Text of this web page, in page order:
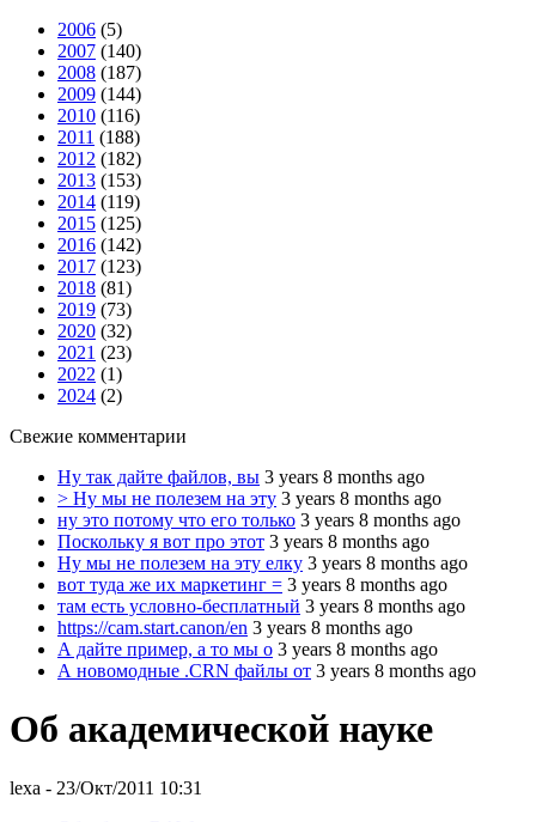
2006 (5)
2007 (140)
2008 (187)
2009 (144)
2010 (116)
2011 (188)
2012 (182)
2013 (153)
2014 (119)
2015 (125)
2016 (142)
2017 (123)
2018 (81)
2019 (73)
2020 (32)
2021 (23)
2022 (1)
2024 (2)
Свежие комментарии
Ну так дайте файлов, вы 3 years 8 months ago
> Ну мы не полезем на эту 3 years 8 months ago
ну это потому что его только 3 years 8 months ago
Поскольку я вот про этот 3 years 8 months ago
Ну мы не полезем на эту елку 3 years 8 months ago
вот туда же их маркетинг = 3 years 8 months ago
там есть условно-бесплатный 3 years 8 months ago
https://cam.start.canon/en 3 years 8 months ago
А дайте пример, а то мы о 3 years 8 months ago
А новомодные .CRN файлы от 3 years 8 months ago
Об академической науке
lexa - 23/Окт/2011 10:31